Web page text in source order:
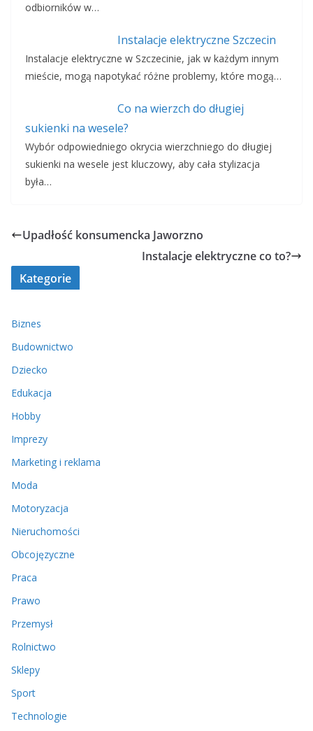
odbiorników w…
Instalacje elektryczne Szczecin
Instalacje elektryczne w Szczecinie, jak w każdym innym
mieście, mogą napotykać różne problemy, które mogą…
Co na wierzch do długiej
sukienki na wesele?
Wybór odpowiedniego okrycia wierzchniego do długiej
sukienki na wesele jest kluczowy, aby cała stylizacja
była…
Upadłość konsumencka Jaworzno
Instalacje elektryczne co to?
Kategorie
Biznes
Budownictwo
Dziecko
Edukacja
Hobby
Imprezy
Marketing i reklama
Moda
Motoryzacja
Nieruchomości
Obcojęzyczne
Praca
Prawo
Przemysł
Rolnictwo
Sklepy
Sport
Technologie